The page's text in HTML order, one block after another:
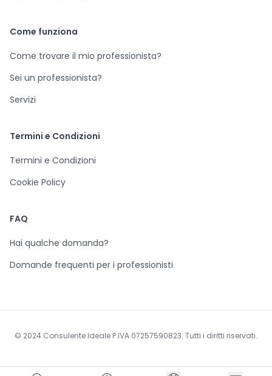
Come funziona
Come trovare il mio professionista?
Sei un professionista?
Servizi
Termini e Condizioni
Termini e Condizioni
Cookie Policy
FAQ
Hai qualche domanda?
Domande frequenti per i professionisti
© 2024 Consulente Ideale P.IVA 07257590823. Tutti i diritti riservati.